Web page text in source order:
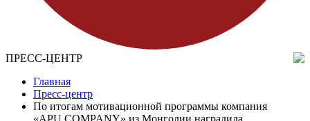
ПРЕСС-ЦЕНТР
Главная
Пресс-центр
По итогам мотивационной программы компания
«APU COMPANY» из Монголии наградила